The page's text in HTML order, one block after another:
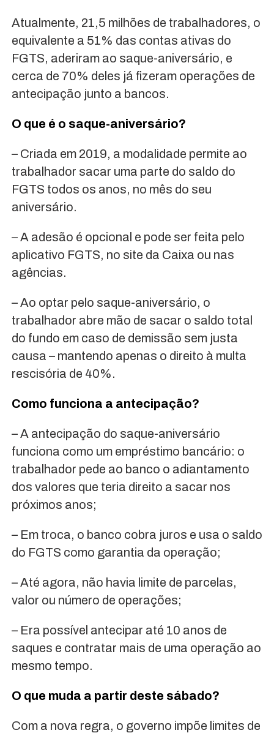
Atualmente, 21,5 milhões de trabalhadores, o
equivalente a 51% das contas ativas do
FGTS, aderiram ao saque-aniversário, e
cerca de 70% deles já fizeram operações de
antecipação junto a bancos.
O que é o saque-aniversário?
– Criada em 2019, a modalidade permite ao
trabalhador sacar uma parte do saldo do
FGTS todos os anos, no mês do seu
aniversário.
– A adesão é opcional e pode ser feita pelo
aplicativo FGTS, no site da Caixa ou nas
agências.
– Ao optar pelo saque-aniversário, o
trabalhador abre mão de sacar o saldo total
do fundo em caso de demissão sem justa
causa – mantendo apenas o direito à multa
rescisória de 40%.
Como funciona a antecipação?
– A antecipação do saque-aniversário
funciona como um empréstimo bancário: o
trabalhador pede ao banco o adiantamento
dos valores que teria direito a sacar nos
próximos anos;
– Em troca, o banco cobra juros e usa o saldo
do FGTS como garantia da operação;
– Até agora, não havia limite de parcelas,
valor ou número de operações;
– Era possível antecipar até 10 anos de
saques e contratar mais de uma operação ao
mesmo tempo.
O que muda a partir deste sábado?
Com a nova regra, o governo impõe limites de